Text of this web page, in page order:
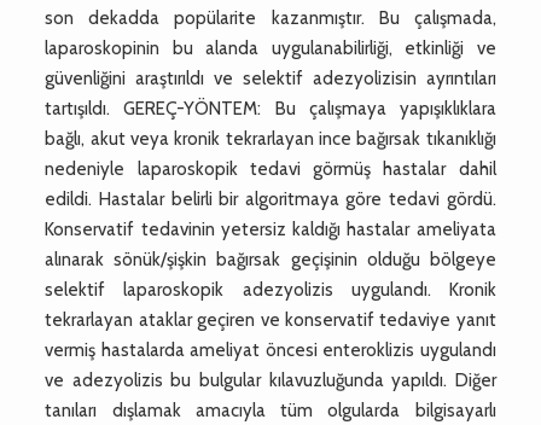
son dekadda popülarite kazanmıştır. Bu çalışmada,
laparoskopinin bu alanda uygulanabilirliği, etkinliği ve
güvenliğini araştırıldı ve selektif adezyolizisin ayrıntıları
tartışıldı. GEREÇ-YÖNTEM: Bu çalışmaya yapışıklıklara
bağlı, akut veya kronik tekrarlayan ince bağırsak tıkanıklığı
nedeniyle laparoskopik tedavi görmüş hastalar dahil
edildi. Hastalar belirli bir algoritmaya göre tedavi gördü.
Konservatif tedavinin yetersiz kaldığı hastalar ameliyata
alınarak sönük/şişkin bağırsak geçişinin olduğu bölgeye
selektif laparoskopik adezyolizis uygulandı. Kronik
tekrarlayan ataklar geçiren ve konservatif tedaviye yanıt
vermiş hastalarda ameliyat öncesi enteroklizis uygulandı
ve adezyolizis bu bulgular kılavuzluğunda yapıldı. Diğer
tanıları dışlamak amacıyla tüm olgularda bilgisayarlı